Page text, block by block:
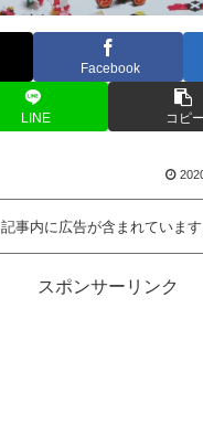
Facebook
LINE コピー
記事内に広告が含まれています
スポンサーリンク